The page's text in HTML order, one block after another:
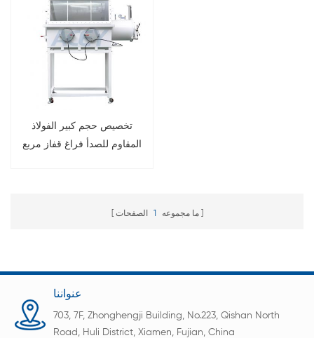
تخصيص حجم كبير الفولاذ
المقاوم للصدأ فراغ قفاز مربع
ما مجموعه 1 الصفحات
عنواننا
703, 7F, Zhonghengji Building, No.223, Qishan North
Road, Huli District, Xiamen, Fujian, China